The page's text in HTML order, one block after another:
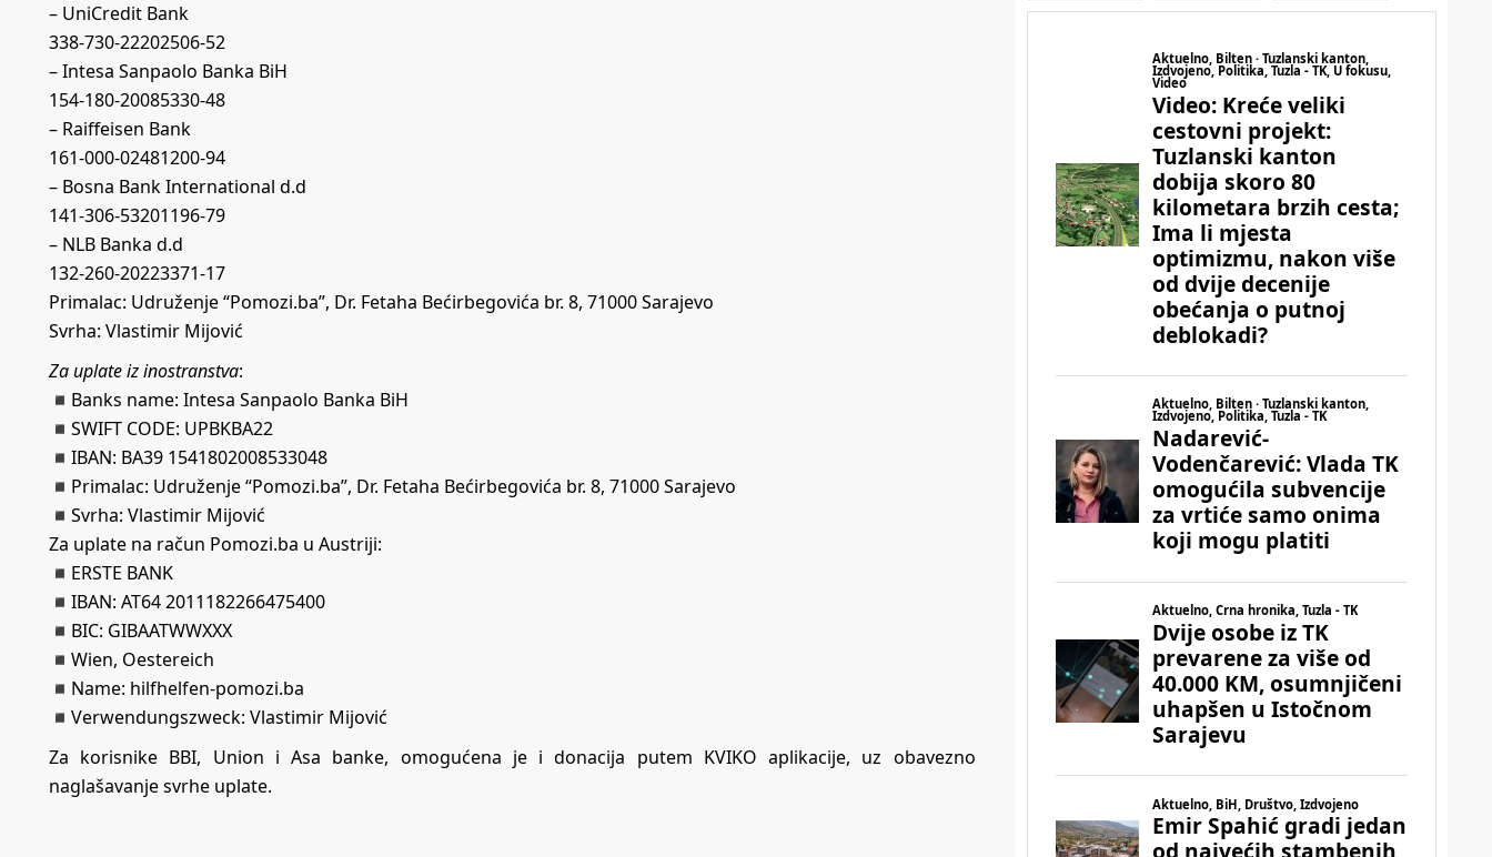
– UniCredit Bank
338-730-22202506-52
– Intesa Sanpaolo Banka BiH
154-180-20085330-48
– Raiffeisen Bank
161-000-02481200-94
– Bosna Bank International d.d
141-306-53201196-79
– NLB Banka d.d
132-260-20223371-17
Primalac: Udruženje “Pomozi.ba”, Dr. Fetaha Bećirbegovića br. 8, 71000 Sarajevo
Svrha: Vlastimir Mijović
Za uplate iz inostranstva:
◾️Banks name: Intesa Sanpaolo Banka BiH
◾️SWIFT CODE: UPBKBA22
◾️IBAN: BA39 1541802008533048
◾️Primalac: Udruženje “Pomozi.ba”, Dr. Fetaha Bećirbegovića br. 8, 71000 Sarajevo
◾️Svrha: Vlastimir Mijović
Za uplate na račun Pomozi.ba u Austriji:
◾️ERSTE BANK
◾️IBAN: AT64 2011182266475400
◾️BIC: GIBAATWWXXX
◾️Wien, Oestereich
◾️Name: hilfhelfen-pomozi.ba
◾️Verwendungszweck: Vlastimir Mijović
Za korisnike BBI, Union i Asa banke, omogućena je i donacija putem KVIKO aplikacije, uz obavezno
naglašavanje svrhe uplate.